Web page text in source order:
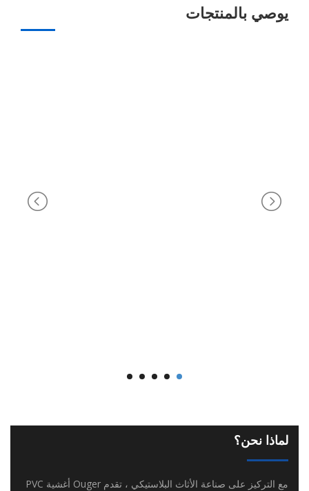
يوصي بالمنتجات
لماذا نحن؟
مع التركيز على صناعة الأثاث البلاستيكي ، تقدم Ouger أغشية PVC